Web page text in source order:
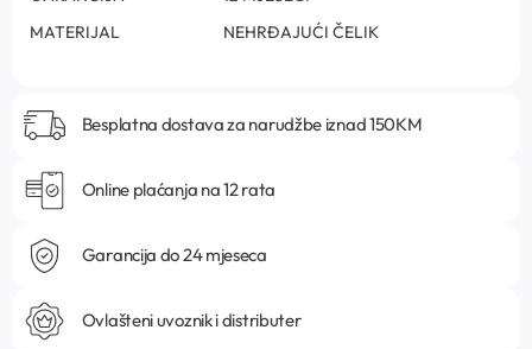
MATERIJAL
NEHRĐAJUĆI ČELIK
Besplatna dostava za narudžbe iznad 150KM
Online plaćanja na 12 rata
Garancija do 24 mjeseca
Ovlašteni uvoznik i distributer